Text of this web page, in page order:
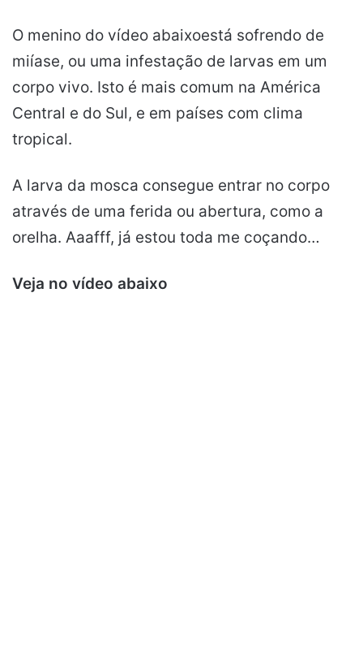
O menino do vídeo abaixoestá sofrendo de
miíase, ou uma infestação de larvas em um
corpo vivo. Isto é mais comum na América
Central e do Sul, e em países com clima
tropical.
A larva da mosca consegue entrar no corpo
através de uma ferida ou abertura, como a
orelha. Aaafff, já estou toda me coçando…
Veja no vídeo abaixo